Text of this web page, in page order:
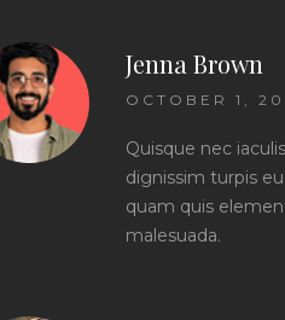
Jenna Brown
OCTOBER 1,
Quisque nec
dignissim turpis
quam quis
malesuada.